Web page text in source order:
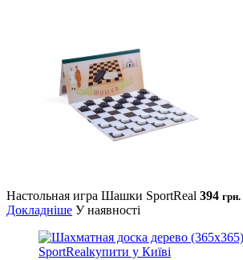
Настольная игра Шашки SportReal 394 грн.
Докладніше У наявності